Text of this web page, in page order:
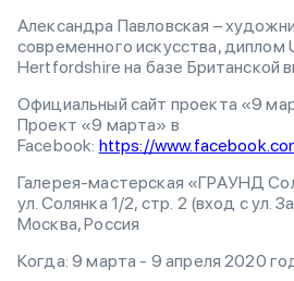
Александра Павловская –
современного искусства, диплом
Hertfordshire на базе Британской
Официальный сайт проекта «9
Проект «9 марта» в
Facebook: https://
Галерея-мастерская «ГРАУНД
ул. Солянка 1/2, стр. 2 (вход с ул.
Москва, Россия
Когда: 9 марта - 9 апреля 2020